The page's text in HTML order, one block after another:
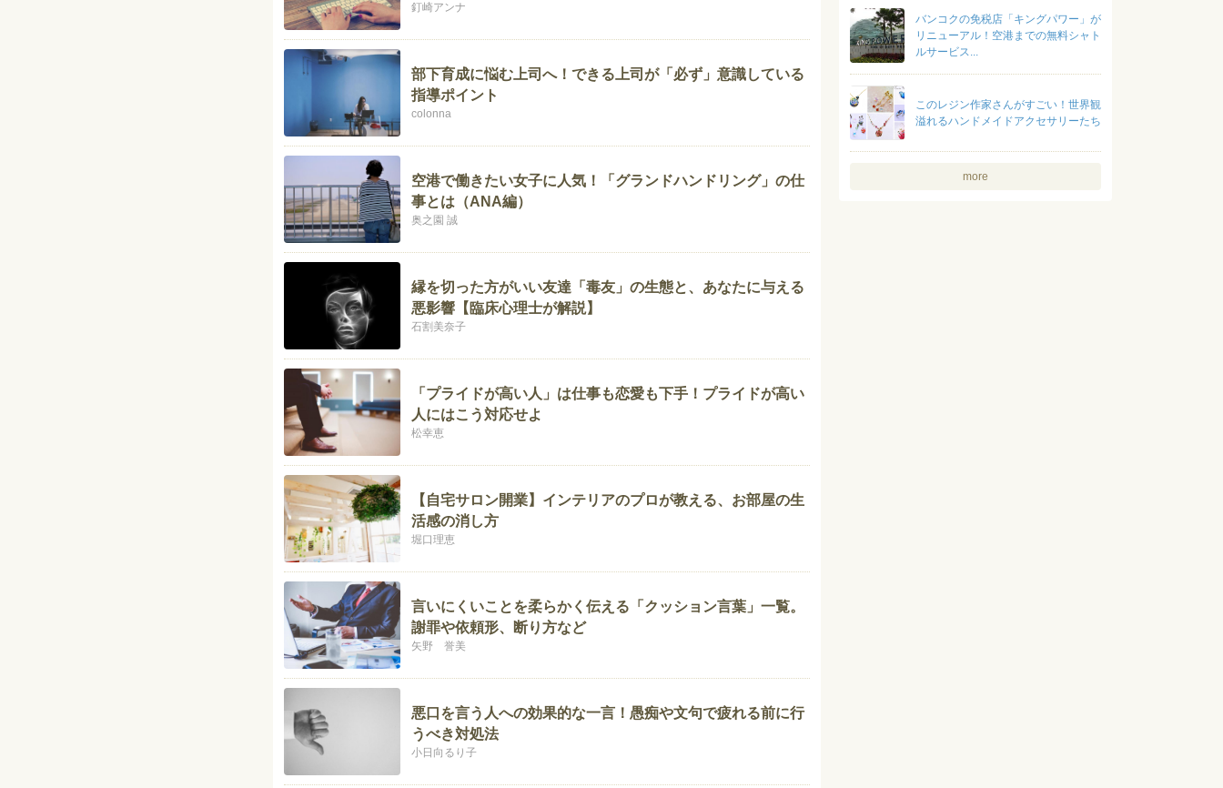
釘崎アンナ
部下育成に悩む上司へ！できる上司が「必ず」意識している
指導ポイント
colonna
空港で働きたい女子に人気！「グランドハンドリング」の仕
事とは（ANA編）
奥之園 誠
縁を切った方がいい友達「毒友」の生態と、あなたに与える
悪影響【臨床心理士が解説】
石割美奈子
「プライドが高い人」は仕事も恋愛も下手！プライドが高い
人にはこう対応せよ
松幸恵
【自宅サロン開業】インテリアのプロが教える、お部屋の生
活感の消し方
堀口理恵
言いにくいことを柔らかく伝える「クッション言葉」一覧。
謝罪や依頼形、断り方など
矢野 誉美
悪口を言う人への効果的な一言！愚痴や文句で疲れる前に行
うべき対処法
小日向るり子
バンコクの免税店「キングパワー」が
リニューアル！空港までの無料シャト
ルサービス...
このレジン作家さんがすごい！世界観
溢れるハンドメイドアクセサリーたち
more